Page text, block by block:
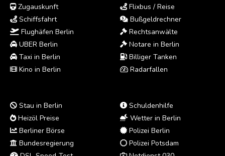
Zugauskunft
Schiffsfahrt
Flughäfen Berlin
UBER Berlin
Taxi in Berlin
Kino in Berlin
Flixbus / Reise
Bußgeldrechner
Rechtsanwälte
Notare in Berlin
Billiger Tanken
Radarfallen
Stau in Berlin
Heizöl Preise
Berliner Börse
Bundesregierung
Schuldenhilfe
Wetter in Berlin
Polizei Berlin
Polizei Potsdam